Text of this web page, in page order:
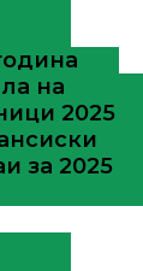
на
2025
за 2025